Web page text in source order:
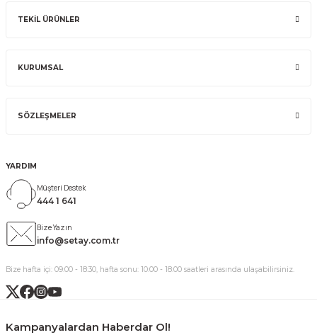
TEKİL ÜRÜNLER
KURUMSAL
SÖZLEŞMELER
YARDIM
Müşteri Destek
444 1 641
Bize Yazın
info@setay.com.tr
Bize hafta içi: 09:00 - 18:30, hafta sonu: 10:00 - 18:00 saatleri arasında ulaşabilirsiniz.
Kampanyalardan Haberdar Ol!